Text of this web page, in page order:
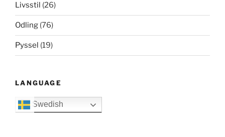
Livsstil (26)
Odling (76)
Pyssel (19)
LANGUAGE
Swedish